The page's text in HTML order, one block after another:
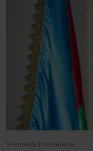
© Amnesty International